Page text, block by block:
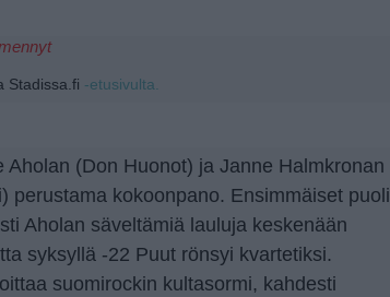
Stadissa.fi -etusivulta.
Aholan (Don Huonot) ja Janne Halmkronan
perustama kokoonpano. Ensimmäiset puoli
Aholan säveltämiä lauluja keskenään
syksyllä -22 Puut rönsyi kvartetiksi.
suomirockin kultasormi, kahdesti